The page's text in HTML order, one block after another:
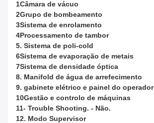
1Câmara de vácuo
2Grupo de bombeamento
3Sistema de enrolamento
4Processamento de tambor
5. Sistema de poli-cold
6Sistema de evaporação de metais
7Sistema de densidade óptica
8. Manifold de água de arrefecimento
9. gabinete elétrico e painel do operador
10Gestão e controlo de máquinas
11- Trouble Shooting. - Não.
12. Modo Supervisor